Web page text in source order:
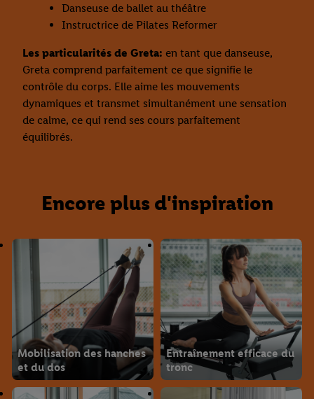
Danseuse de ballet au théâtre
Instructrice de Pilates Reformer
Les particularités de Greta: en tant que danseuse,
Greta comprend parfaitement ce que signifie le
contrôle du corps. Elle aime les mouvements
dynamiques et transmet simultanément une sensation
de calme, ce qui rend ses cours parfaitement
équilibrés.
Encore plus d'inspiration
Mobilisation des hanches
et du dos
Entraînement efficace du
tronc